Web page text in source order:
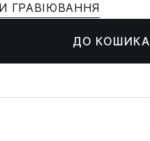
ГРАВІЮВАННЯ
ДО КОШИКА